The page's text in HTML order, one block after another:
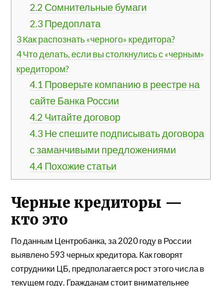
2.2 Сомнительные бумаги
2.3 Предоплата
3Как распознать «черного» кредитора?
4Что делать, если вы столкнулись с «черным»
кредитором?
4.1 Проверьте компанию в реестре на
сайте Банка России
4.2 Читайте договор
4.3 Не спешите подписывать договора
с заманчивыми предложениями
4.4 Похожие статьи
Черные кредиторы —
кто это
По данным Центробанка, за 2020 году в России
выявлено 593 черных кредитора. Как говорят
сотрудники ЦБ, предполагается рост этого числа в
текущем году. Гражданам стоит внимательнее